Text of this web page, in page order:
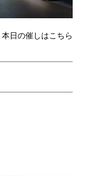
本日の催しはこちら